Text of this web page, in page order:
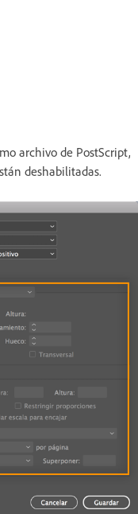
archivo de PostScript,
deshabilitadas.